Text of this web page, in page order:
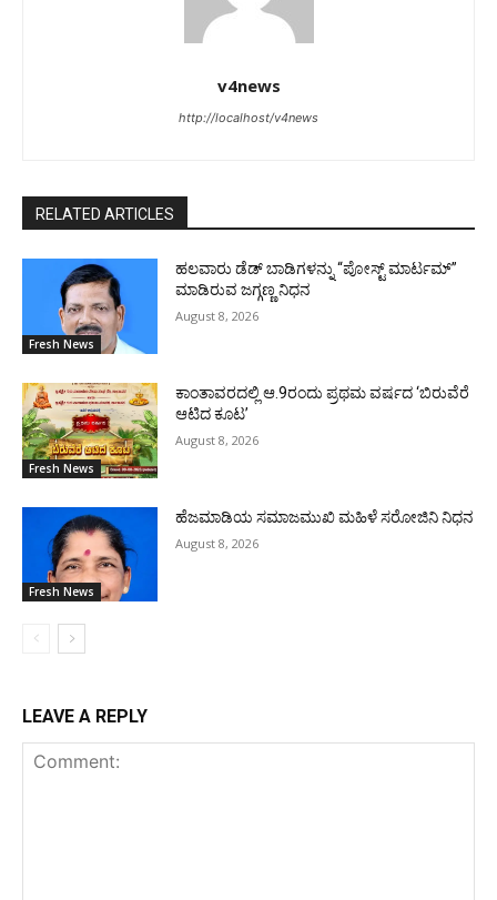
v4news
http://localhost/v4news
RELATED ARTICLES
Fresh News
ಹಲವಾರು ಡೆಡ್ ಬಾಡಿಗಳನ್ನು “ಪೋಸ್ಟ್ ಮಾರ್ಟಮ್”
ಮಾಡಿರುವ ಜಗ್ಗಣ್ಣ ನಿಧನ
August 8, 2026
Fresh News
ಕಾಂತಾವರದಲ್ಲಿ ಆ.9ರಂದು ಪ್ರಥಮ ವರ್ಷದ ‘ಬಿರುವೆರೆ
ಆಟಿದ ಕೂಟ’
August 8, 2026
Fresh News
ಹೆಜಮಾಡಿಯ ಸಮಾಜಮುಖಿ ಮಹಿಳೆ ಸರೋಜಿನಿ ನಿಧನ
August 8, 2026
LEAVE A REPLY